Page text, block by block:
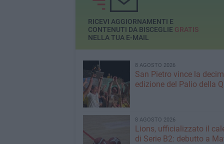
Baywatch»
RICEVI AGGIORNAMENTI E
CONTENUTI DA BISCEGLIE GRATIS
NELLA TUA E-MAIL
8 AGOSTO 2026
San Pietro vince la
edizione del Palio della
8 AGOSTO 2026
Lions, ufficializzato il
di Serie B2: debutto a